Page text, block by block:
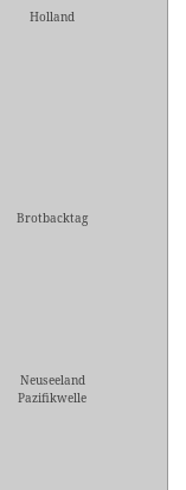
Holland
Brotbacktag
Neuseeland
Pazifikwelle